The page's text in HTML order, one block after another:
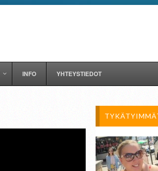
INFO YHTEYSTIEDOT